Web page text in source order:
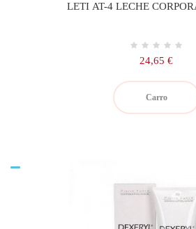
LETI AT-4 LECHE
Precio
24,65 €
Carro